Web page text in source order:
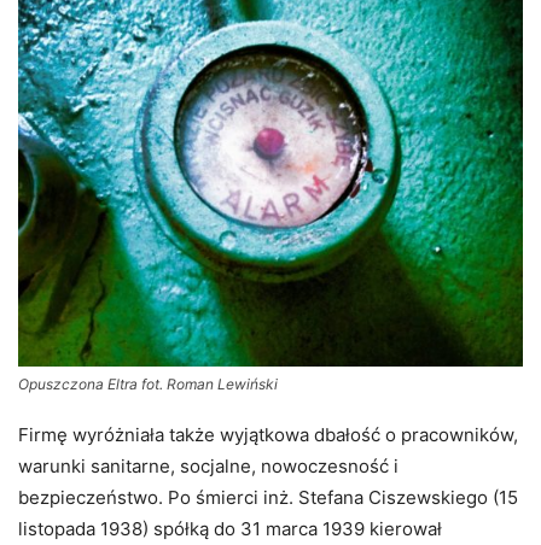
Opuszczona Eltra fot. Roman Lewiński
Firmę wyróżniała także wyjątkowa dbałość o pracowników,
warunki sanitarne, socjalne, nowoczesność i
bezpieczeństwo. Po śmierci inż. Stefana Ciszewskiego (15
listopada 1938) spółką do 31 marca 1939 kierował